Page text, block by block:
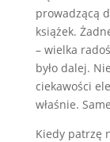
prowadzącą
książek.
– wielka
było dalej.
ciekawości
właśnie.
Kiedy patrzę